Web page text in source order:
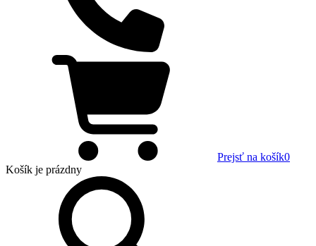
Prejsť na košík0
Košík je prázdny